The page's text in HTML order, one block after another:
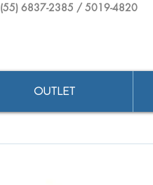
(55) 6837-2385 / 5019-4820
OUTLET